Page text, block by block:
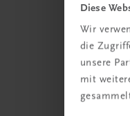
Diese
Wir
die
unsere
mit